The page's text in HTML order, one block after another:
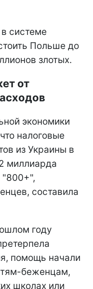
системе
Польше до
злотых.
от
экономики
налоговые
из Украины в
миллиарда
"800+",
составила
году
помощь начали
беженцам,
школах или